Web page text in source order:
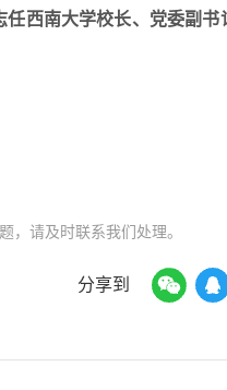
任西南大学校长、党委副书
，请及时联系我们处理。
分享到